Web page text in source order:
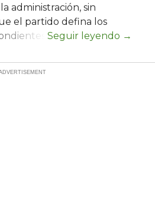
administración, sin
el partido defina los